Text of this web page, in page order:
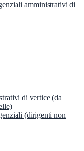
amministrativi di
di vertice (da
(dirigenti non